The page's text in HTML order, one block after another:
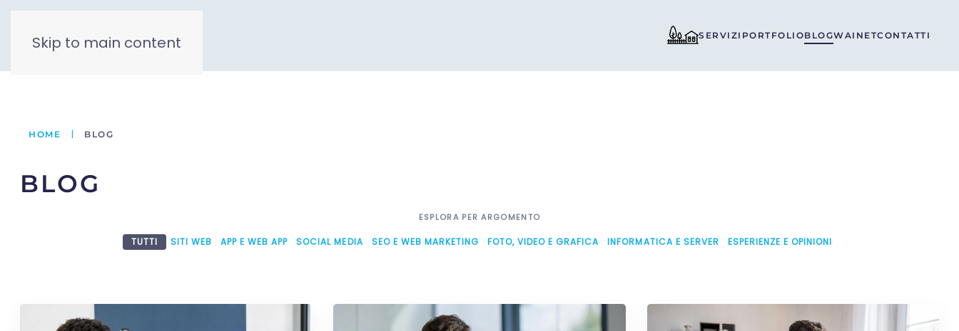
Skip to main content SERVIZI PORTFOLIOBLOGWAINETCONTATTI
HOME BLOG
BLOG
ESPLORA PER ARGOMENTO
TUTTI SITI WEB APP E WEB APP SOCIAL MEDIA SEO E WEB MARKETING FOTO, VIDEO E GRAFICA INFORMATICA E SERVER ESPERIENZE E OPINIONI